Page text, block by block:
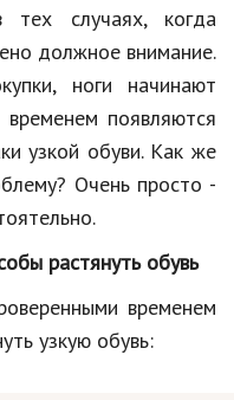
тех случаях, когда
должное внимание.
ноги начинают
появляются
узкой обуви. Как же
Очень просто -
растянуть обувь
временем
узкую обувь: